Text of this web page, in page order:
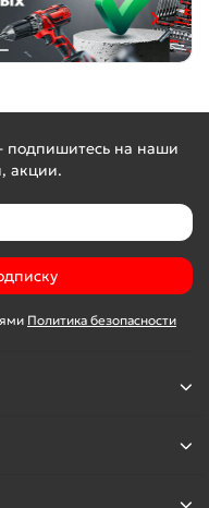
подпишитесь на наши
акции.
Политика безопасности